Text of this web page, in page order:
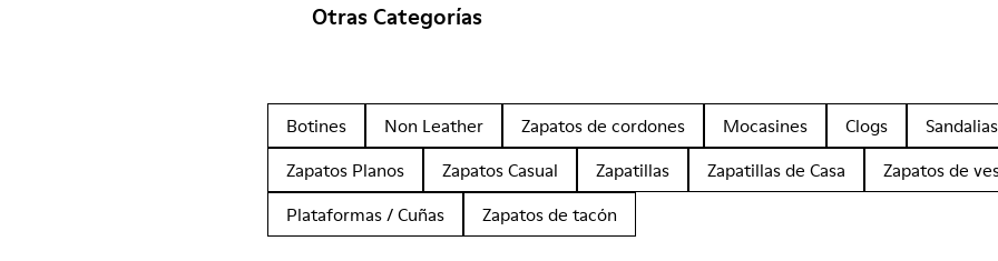
Otras Categorías
Botines Non Leather Zapatos de cordones Mocasines Clogs
Sandalias
Zapatos Planos
Zapatos Casual Zapatillas Zapatillas de Casa
Zapatos de
Plataformas / Cuñas
Zapatos de tacón